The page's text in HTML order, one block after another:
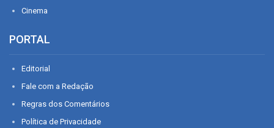
Cinema
PORTAL
Editorial
Fale com a Redação
Regras dos Comentários
Política de Privacidade